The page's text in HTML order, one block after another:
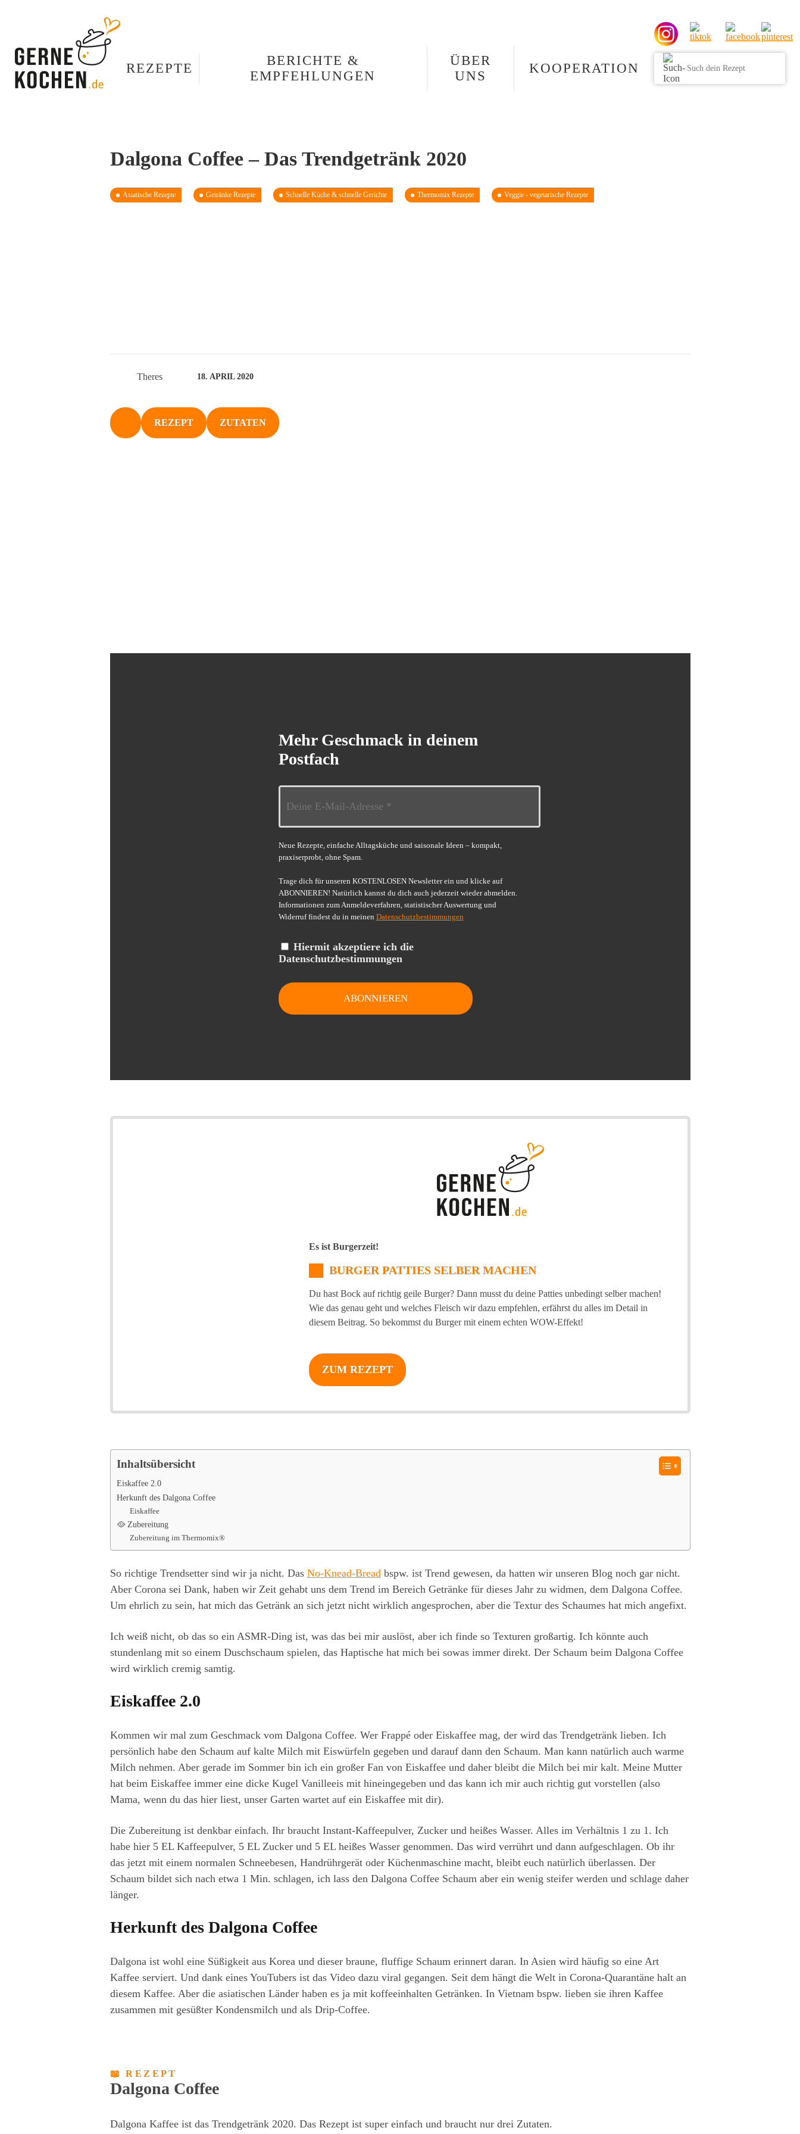
REZEPTE
BERICHTE &
EMPFEHLUNGEN
ÜBER
UNS
KOOPERATION
Dalgona Coffee – Das Trendgetränk 2020
Asiatische Rezepte Getränke Rezepte Schnelle Küche & schnelle Gerichte Thermomix Rezepte Veggie - vegetarische Rezepte
Theres 18. APRIL 2020
NACH OBEN
REZEPT ZUTATEN
Mehr Geschmack in deinem
Postfach
Neue Rezepte, einfache Alltagsküche und saisonale Ideen – kompakt,
praxiserprobt, ohne Spam.
Trage dich für unseren KOSTENLOSEN Newsletter ein und klicke auf
ABONNIEREN! Natürlich kannst du dich auch jederzeit wieder abmelden.
Informationen zum Anmeldeverfahren, statistischer Auswertung und
Widerruf findest du in meinen Datenschutzbestimmungen
Hiermit akzeptiere ich die
Datenschutzbestimmungen
Es ist Burgerzeit!
BURGER PATTIES SELBER MACHEN
Du hast Bock auf richtig geile Burger? Dann musst du deine Patties unbedingt selber machen!
Wie das genau geht und welches Fleisch wir dazu empfehlen, erfährst du alles im Detail in
diesem Beitrag. So bekommst du Burger mit einem echten WOW-Effekt!
ZUM REZEPT
Inhaltsübersicht
Eiskaffee 2.0
Herkunft des Dalgona Coffee
Eiskaffee
🥘 Zubereitung
Zubereitung im Thermomix®
So richtige Trendsetter sind wir ja nicht. Das No-Knead-Bread bspw. ist Trend gewesen, da hatten wir unseren Blog noch gar nicht.
Aber Corona sei Dank, haben wir Zeit gehabt uns dem Trend im Bereich Getränke für dieses Jahr zu widmen, dem Dalgona Coffee.
Um ehrlich zu sein, hat mich das Getränk an sich jetzt nicht wirklich angesprochen, aber die Textur des Schaumes hat mich angefixt.
Ich weiß nicht, ob das so ein ASMR-Ding ist, was das bei mir auslöst, aber ich finde so Texturen großartig. Ich könnte auch
stundenlang mit so einem Duschschaum spielen, das Haptische hat mich bei sowas immer direkt. Der Schaum beim Dalgona Coffee
wird wirklich cremig samtig.
Eiskaffee 2.0
Kommen wir mal zum Geschmack vom Dalgona Coffee. Wer Frappé oder Eiskaffee mag, der wird das Trendgetränk lieben. Ich
persönlich habe den Schaum auf kalte Milch mit Eiswürfeln gegeben und darauf dann den Schaum. Man kann natürlich auch warme
Milch nehmen. Aber gerade im Sommer bin ich ein großer Fan von Eiskaffee und daher bleibt die Milch bei mir kalt. Meine Mutter
hat beim Eiskaffee immer eine dicke Kugel Vanilleeis mit hineingegeben und das kann ich mir auch richtig gut vorstellen (also
Mama, wenn du das hier liest, unser Garten wartet auf ein Eiskaffee mit dir).
Die Zubereitung ist denkbar einfach. Ihr braucht Instant-Kaffeepulver, Zucker und heißes Wasser. Alles im Verhältnis 1 zu 1. Ich
habe hier 5 EL Kaffeepulver, 5 EL Zucker und 5 EL heißes Wasser genommen. Das wird verrührt und dann aufgeschlagen. Ob ihr
das jetzt mit einem normalen Schneebesen, Handrührgerät oder Küchenmaschine macht, bleibt euch natürlich überlassen. Der
Schaum bildet sich nach etwa 1 Min. schlagen, ich lass den Dalgona Coffee Schaum aber ein wenig steifer werden und schlage daher
länger.
Herkunft des Dalgona Coffee
Dalgona ist wohl eine Süßigkeit aus Korea und dieser braune, fluffige Schaum erinnert daran. In Asien wird häufig so eine Art
Kaffee serviert. Und dank eines YouTubers ist das Video dazu viral gegangen. Seit dem hängt die Welt in Corona-Quarantäne halt an
diesem Kaffee. Aber die asiatischen Länder haben es ja mit koffeeinhalten Getränken. In Vietnam bspw. lieben sie ihren Kaffee
zusammen mit gesüßter Kondensmilch und als Drip-Coffee.
📖 REZEPT
Dalgona Coffee
Dalgona Kaffee ist das Trendgetränk 2020. Das Rezept ist super einfach und braucht nur drei Zutaten.